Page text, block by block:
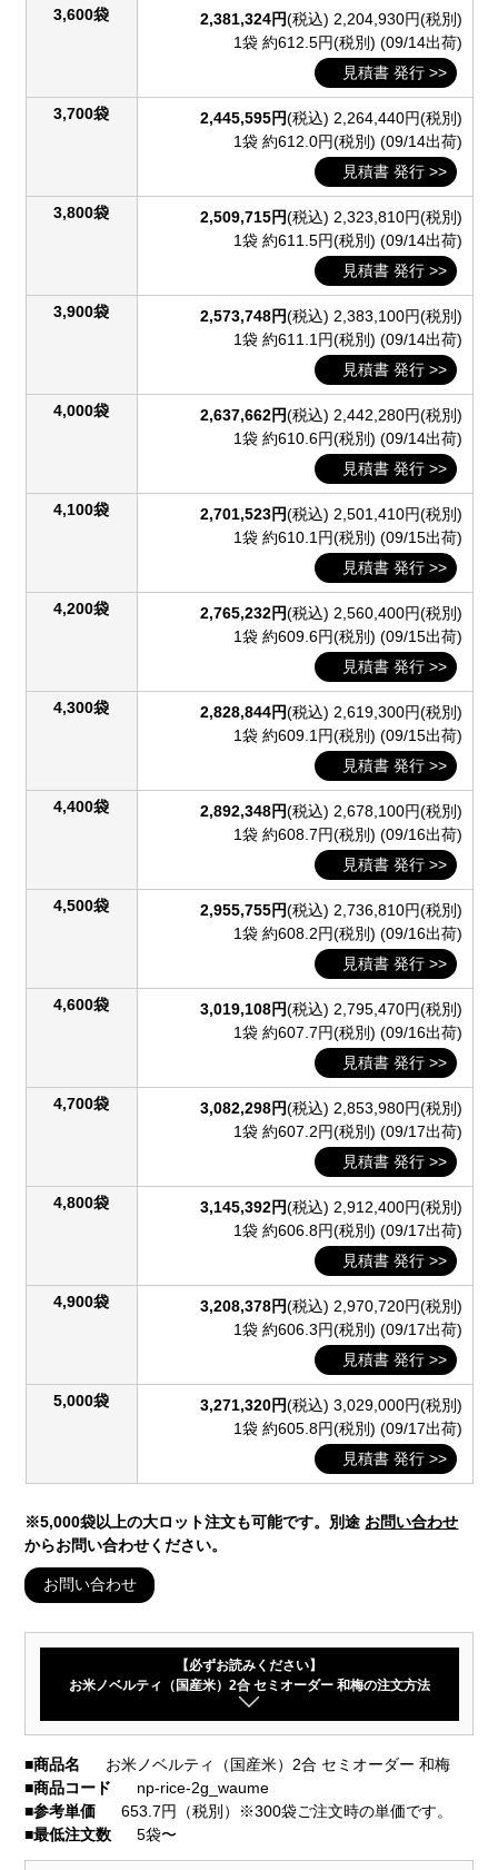
3,600袋 2,381,324円(税込) 2,204,930円(税別)
1袋 約612.5円(税別) (09/14出荷)
見積書 発行 >>
3,700袋 2,445,595円(税込) 2,264,440円(税別)
1袋 約612.0円(税別) (09/14出荷)
見積書 発行 >>
3,800袋 2,509,715円(税込) 2,323,810円(税別)
1袋 約611.5円(税別) (09/14出荷)
見積書 発行 >>
3,900袋 2,573,748円(税込) 2,383,100円(税別)
1袋 約611.1円(税別) (09/14出荷)
見積書 発行 >>
4,000袋 2,637,662円(税込) 2,442,280円(税別)
1袋 約610.6円(税別) (09/14出荷)
見積書 発行 >>
4,100袋 2,701,523円(税込) 2,501,410円(税別)
1袋 約610.1円(税別) (09/15出荷)
見積書 発行 >>
4,200袋 2,765,232円(税込) 2,560,400円(税別)
1袋 約609.6円(税別) (09/15出荷)
見積書 発行 >>
4,300袋 2,828,844円(税込) 2,619,300円(税別)
1袋 約609.1円(税別) (09/15出荷)
見積書 発行 >>
4,400袋 2,892,348円(税込) 2,678,100円(税別)
1袋 約608.7円(税別) (09/16出荷)
見積書 発行 >>
4,500袋 2,955,755円(税込) 2,736,810円(税別)
1袋 約608.2円(税別) (09/16出荷)
見積書 発行 >>
4,600袋 3,019,108円(税込) 2,795,470円(税別)
1袋 約607.7円(税別) (09/16出荷)
見積書 発行 >>
4,700袋 3,082,298円(税込) 2,853,980円(税別)
1袋 約607.2円(税別) (09/17出荷)
見積書 発行 >>
4,800袋 3,145,392円(税込) 2,912,400円(税別)
1袋 約606.8円(税別) (09/17出荷)
見積書 発行 >>
4,900袋 3,208,378円(税込) 2,970,720円(税別)
1袋 約606.3円(税別) (09/17出荷)
見積書 発行 >>
5,000袋 3,271,320円(税込) 3,029,000円(税別)
1袋 約605.8円(税別) (09/17出荷)
見積書 発行 >>
※5,000袋以上の大ロット注文も可能です。別途 お問い合わせ
からお問い合わせください。
お問い合わせ
【必ずお読みください】
お米ノベルティ（国産米）2合 セミオーダー 和梅の注文方法
■商品名
お米ノベルティ（国産米）2合 セミオーダー 和梅
■商品コード
np-rice-2g_waume
■参考単価
653.7円（税別）※300袋ご注文時の単価です。
■最低注文数 5袋〜